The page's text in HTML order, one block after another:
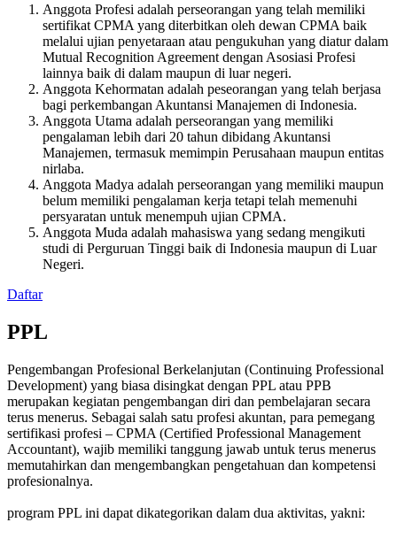
Anggota Profesi adalah perseorangan yang telah memiliki
sertifikat CPMA yang diterbitkan oleh dewan CPMA baik
melalui ujian penyetaraan atau pengukuhan yang diatur dalam
Mutual Recognition Agreement dengan Asosiasi Profesi
lainnya baik di dalam maupun di luar negeri.
Anggota Kehormatan adalah peseorangan yang telah berjasa
bagi perkembangan Akuntansi Manajemen di Indonesia.
Anggota Utama adalah perseorangan yang memiliki
pengalaman lebih dari 20 tahun dibidang Akuntansi
Manajemen, termasuk memimpin Perusahaan maupun entitas
nirlaba.
Anggota Madya adalah perseorangan yang memiliki maupun
belum memiliki pengalaman kerja tetapi telah memenuhi
persyaratan untuk menempuh ujian CPMA.
Anggota Muda adalah mahasiswa yang sedang mengikuti
studi di Perguruan Tinggi baik di Indonesia maupun di Luar
Negeri.
Daftar
PPL
Pengembangan Profesional Berkelanjutan (Continuing Professional
Development) yang biasa disingkat dengan PPL atau PPB
merupakan kegiatan pengembangan diri dan pembelajaran secara
terus menerus. Sebagai salah satu profesi akuntan, para pemegang
sertifikasi profesi – CPMA (Certified Professional Management
Accountant), wajib memiliki tanggung jawab untuk terus menerus
memutahirkan dan mengembangkan pengetahuan dan kompetensi
profesionalnya.
program PPL ini dapat dikategorikan dalam dua aktivitas, yakni: